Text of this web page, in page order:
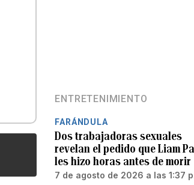
ENTRETENIMIENTO
FARÁNDULA
Dos trabajadoras sexuales
revelan el pedido que Liam
les hizo horas antes de morir
7 de agosto de 2026 a las 1:37